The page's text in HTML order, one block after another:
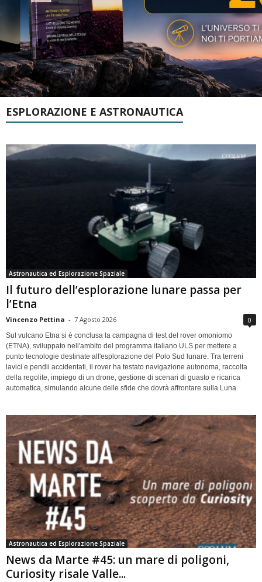
ESPLORAZIONE E ASTRONAUTICA
Astronautica ed Esplorazione Spaziale
Il futuro dell’esplorazione lunare passa per
l’Etna
Vincenzo Pettina - 7 Agosto 2026 0
Sul vulcano Etna si è conclusa la campagna di test del rover omoniomo
(ETNA), sviluppato nell'ambito del programma italiano ULS per mettere a
punto tecnologie destinate all'esplorazione del Polo Sud lunare. Tra terreni
lavici e pendii accidentati, il rover ha testato navigazione autonoma, raccolta
della regolite, impiego di un drone, gestione di scenari di guasto e ricarica
automatica, simulando alcune delle sfide che dovrà affrontare sulla Luna
Astronautica ed Esplorazione Spaziale
News da Marte #45: un mare di poligoni,
Curiosity risale Valle...